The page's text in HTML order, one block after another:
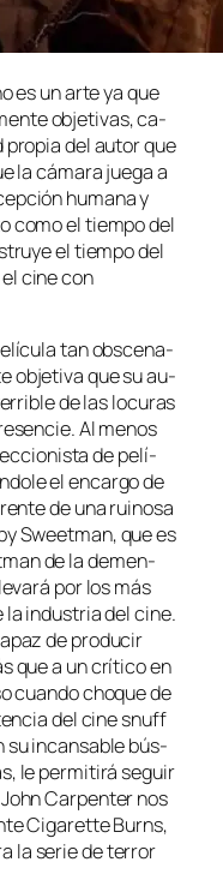
es un ar­te ya que
ob­je­ti­vas, ca­
del au­tor que
la cá­ma­ra jue­ga a
hu­ma­na y
co­mo el tiem­po del
el tiem­po del
ci­ne con
tan obs­ce­na­
ob­je­ti­va que su au­
de las lo­cu­ras
Al me­nos
de pe­lí­
el en­car­go de
de una rui­no­sa
Sweetman, que es
de la de­men­
por los más
in­dus­tria del ci­ne.
de pro­du­cir
que a un crí­ti­co en
cuan­do cho­que de
del ci­ne snuff
su in­can­sa­ble bús­
le per­mi­ti­rá se­guir
Carpenter nos
Cigarette Burns,
la se­rie de te­rror